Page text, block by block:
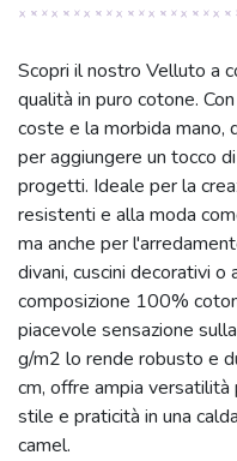
Scopri il nostro Velluto a
qualità in puro cotone.
coste e la morbida
per aggiungere un tocco
progetti. Ideale per la
resistenti e alla moda
ma anche per
divani, cuscini decorativi o
composizione 100%
piacevole sensazione
g/m2 lo rende robusto e
cm, offre ampia versatilità
stile e praticità in una
camel.